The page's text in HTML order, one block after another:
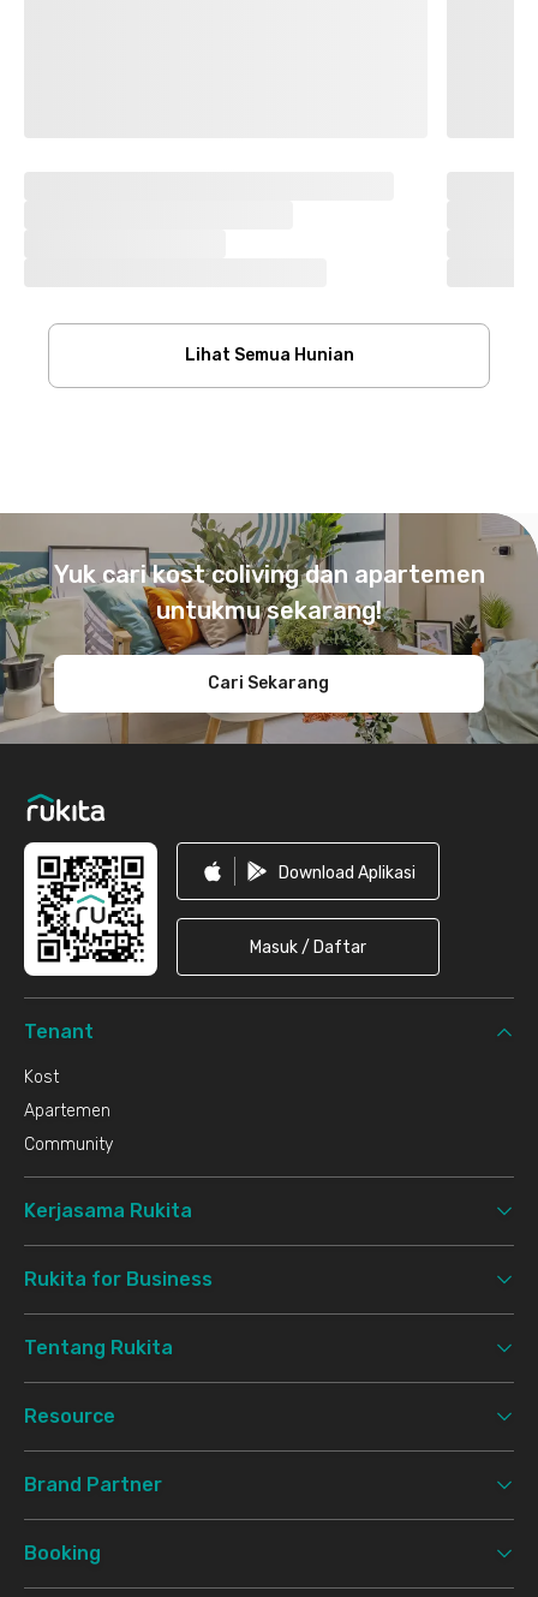
Lihat Semua Hunian
Yuk cari kost coliving dan apartemen
untukmu sekarang!
Cari Sekarang
Download Aplikasi
Masuk / Daftar
Tenant
Kost
Apartemen
Community
Kerjasama Rukita
Rukita for Business
Tentang Rukita
Resource
Brand Partner
Booking